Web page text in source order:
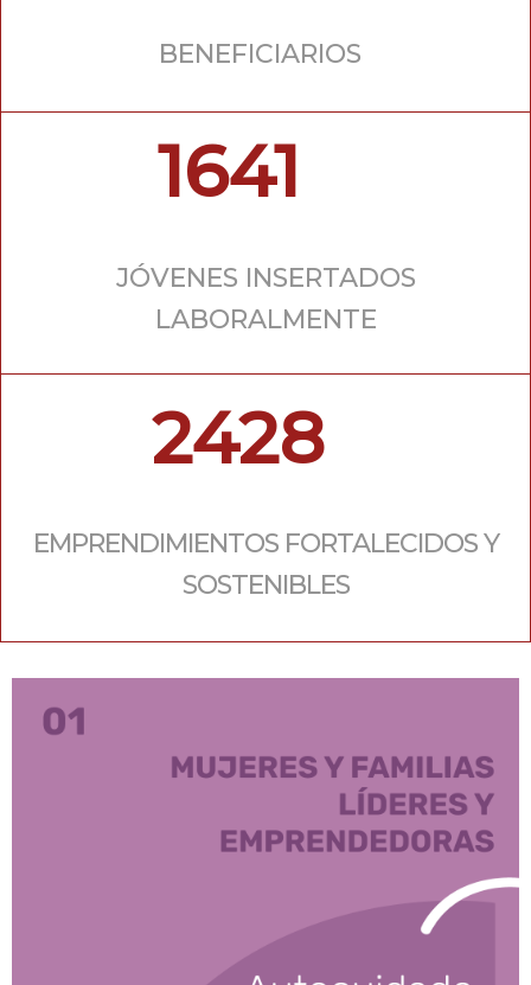
BENEFICIARIOS
1641
JÓVENES INSERTADOS
LABORALMENTE
2428
EMPRENDIMIENTOS FORTALECIDOS Y
SOSTENIBLES